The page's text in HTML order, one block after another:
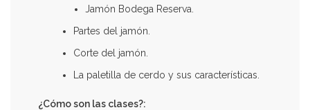
Jamón Bodega Reserva.
Partes del jamón.
Corte del jamón.
La paletilla de cerdo y sus características.
¿Cómo son las clases?: